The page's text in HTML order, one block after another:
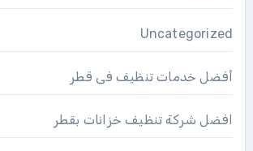
Uncategorized
أفضل خدمات تنظيف فى قطر
افضل شركة تنظيف خزانات بقطر